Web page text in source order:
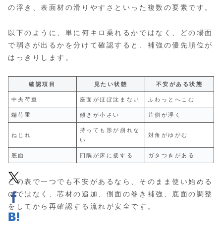
の浮き、表面材の滑りやすさといった複数の要素です。
以下のように、単に何キロ乗れるかではなく、どの場面
で弱さが出るかを分けて確認すると、補強の優先順位が
はっきりします。
確認項目 見たい状態 不安がある状態
中央荷重 座面がほぼ沈まない ふわっとへこむ
端荷重 傾きが小さい 片側が浮く
ねじれ
持っても形が崩れな
い
対角がゆがむ
底面 四隅が床に接する ガタつきがある
この表で一つでも不安があるなら、そのまま使い始める
のではなく、芯材の追加、側面の巻き補強、底面の調整
をしてから再確認する流れが安全です。